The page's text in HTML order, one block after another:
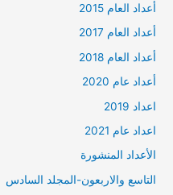
أعداد العام 2015
أعداد العام 2017
أعداد العام 2018
أعداد عام 2020
اعداد 2019
اعداد عام 2021
الأعداد المنشورة
التاسع والاربعون-المجلد السادس